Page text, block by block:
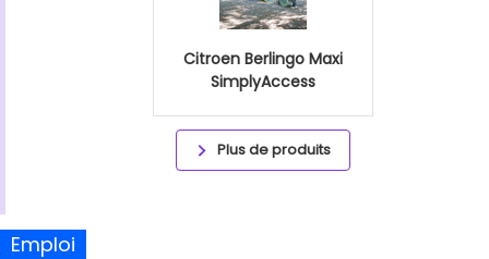
Citroen Berlingo Maxi
SimplyAccess
Plus de produits
Emploi